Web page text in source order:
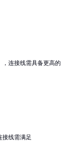
连接线需具备更高的
接线需满足